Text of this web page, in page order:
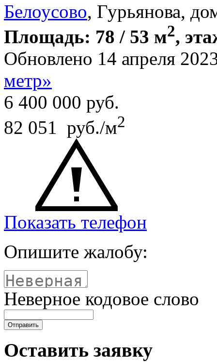
Белоусово, Гурьянова,
Площадь: 78 / 53 м2,
Обновлено 14 апреля
метр»
6 400 000 руб.
82 051 руб./м2
Показать телефон
Опишите жалобу:
Неверное кодовое слово
Оставить заявку